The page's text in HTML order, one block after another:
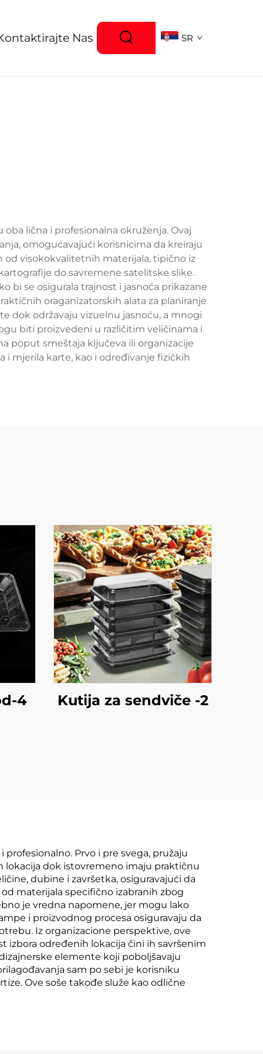
Nas SR
lična i profesionalna okruženja. Ovaj
omogućavajući korisnicima da kreiraju
od visokokvalitetnih materijala, tipično iz
do savremene satelitske slike.
bi se osigurala trajnost i jasnoća prikazane
oraganizatorskih alata za planiranje
dok održavaju vizuelnu jasnoću, a mnogi
biti proizvedeni u različitim veličinama i
poput smeštaja ključeva ili organizacije
i mjerila karte, kao i određivanje fizičkih
4 Kutija za sendviče -2
Prvo i pre svega, pružaju
lokacija dok istovremeno imaju praktičnu
dubine i završetka, osiguravajući da
materijala specifično izabranih zbog
je vredna napomene, jer mogu lako
i proizvodnog procesa osiguravaju da
Iz organizacione perspektive, ove
izbora određenih lokacija čini ih savršenim
elemente koji poboljšavaju
sam po sebi je korisniku
Ove soše takođe služe kao odlične